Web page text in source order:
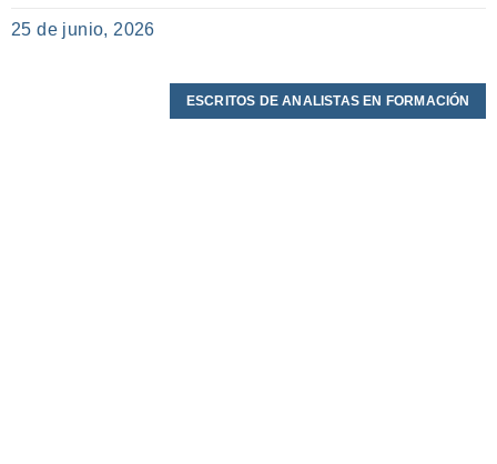
25 de junio, 2026
ESCRITOS DE ANALISTAS EN FORMACIÓN